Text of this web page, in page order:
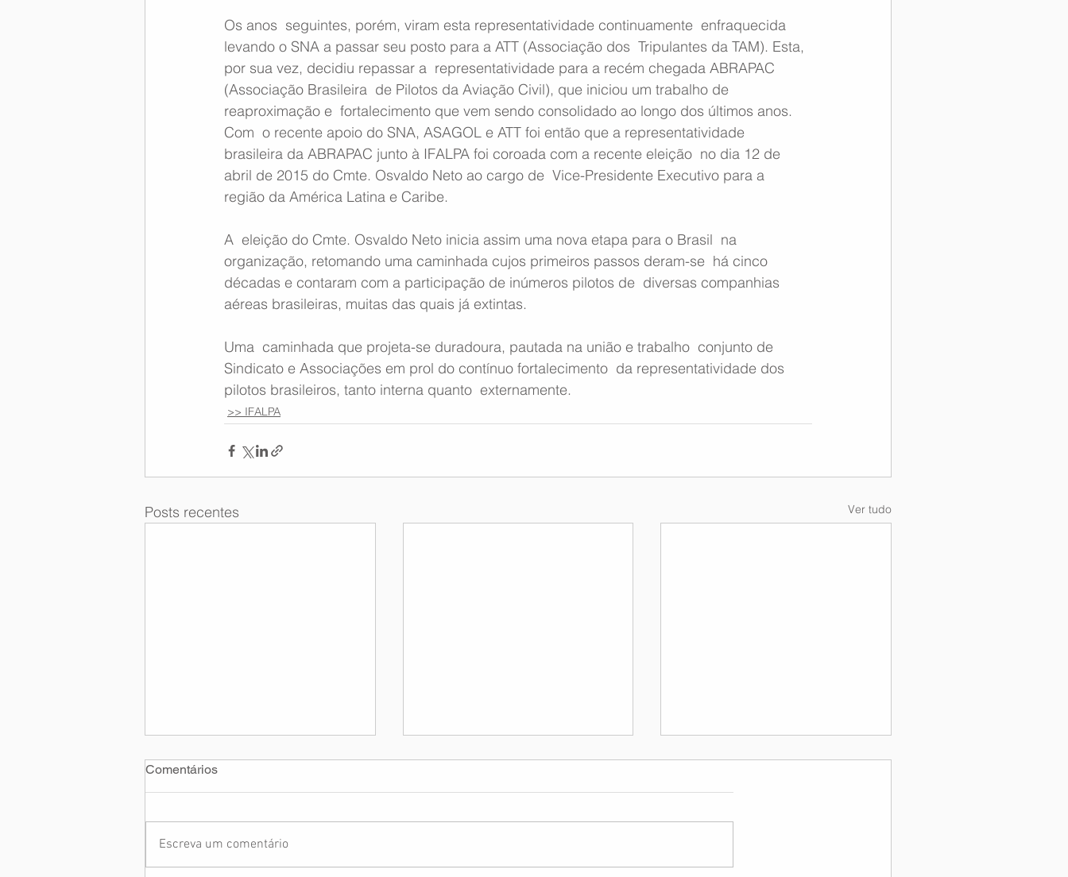
Os anos  seguintes, porém, viram esta representatividade continuamente  enfraquecida
levando o SNA a passar seu posto para a ATT (Associação dos  Tripulantes da TAM). Esta,
por sua vez, decidiu repassar a  representatividade para a recém chegada ABRAPAC
(Associação Brasileira  de Pilotos da Aviação Civil), que iniciou um trabalho de
reaproximação e  fortalecimento que vem sendo consolidado ao longo dos últimos anos.
Com  o recente apoio do SNA, ASAGOL e ATT foi então que a representatividade
brasileira da ABRAPAC junto à IFALPA foi coroada com a recente eleição  no dia 12 de
abril de 2015 do Cmte. Osvaldo Neto ao cargo de  Vice-Presidente Executivo para a
região da América Latina e Caribe.
A  eleição do Cmte. Osvaldo Neto inicia assim uma nova etapa para o Brasil  na
organização, retomando uma caminhada cujos primeiros passos deram-se  há cinco
décadas e contaram com a participação de inúmeros pilotos de  diversas companhias
aéreas brasileiras, muitas das quais já extintas.
Uma  caminhada que projeta-se duradoura, pautada na união e trabalho  conjunto de
Sindicato e Associações em prol do contínuo fortalecimento  da representatividade dos
pilotos brasileiros, tanto interna quanto  externamente.
>> IFALPA
Posts recentes Ver tudo
Comentários
Escreva um comentário